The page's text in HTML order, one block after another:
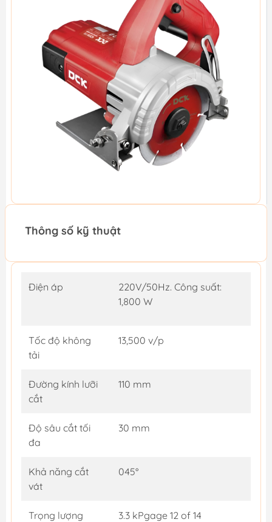
Thông số kỹ thuật
Điện áp
220V/50Hz. Công suất:
1,800 W
Tốc độ không
tải
13,500 v/p
Đường kính lưỡi
cắt
110 mm
Độ sâu cắt tối
đa
30 mm
Khả năng cắt
vát
045°
Trọng lượng 3.3 kPgage 12 of 14